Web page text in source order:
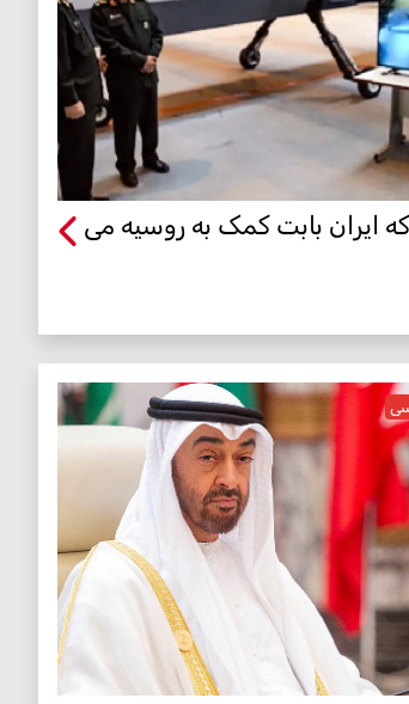
ایران بابت کمک به روسیه می